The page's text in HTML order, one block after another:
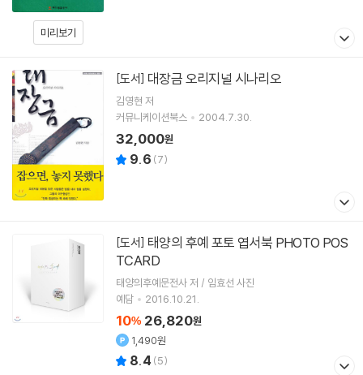
미리보기
[도서] 대장금 오리지널 시나리오
김영현 저
커뮤니케이션북스
2004.7.30.
32,000원
9.6 (7)
[도서]
TCARD
태양의후예문전사 저 / 임효선 사진
예담
2016.10.21.
10% 26,820원
1,490원
8.4 (5)